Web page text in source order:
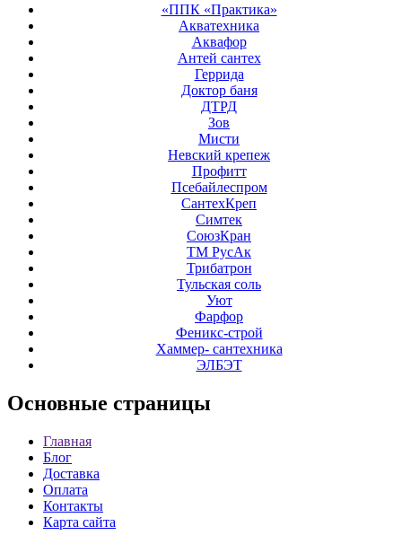
«ППК «Практика»
Акватехника
Аквафор
Антей сантех
Геррида
Доктор баня
ДТРД
Зов
Мисти
Невский крепеж
Профитт
Псебайлеспром
СантехКреп
Симтек
СоюзКран
ТМ РусАк
Трибатрон
Тульская соль
Уют
Фарфор
Феникс-строй
Хаммер- сантехника
ЭЛБЭТ
Основные страницы
Главная
Блог
Доставка
Оплата
Контакты
Карта сайта